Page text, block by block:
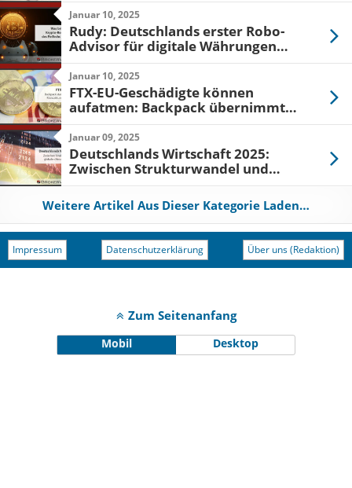
Januar 10, 2025
Rudy: Deutschlands erster Robo-
Advisor für digitale Währungen
startet
Januar 10, 2025
FTX-EU-Geschädigte können
aufatmen: Backpack übernimmt
Rückzahlungen an europäische
Kunden
Januar 09, 2025
Deutschlands Wirtschaft 2025:
Zwischen Strukturwandel und
globalen Herausforderungen
Weitere Artikel Aus Dieser Kategorie Laden…
Impressum Datenschutzerklärung Über uns (Redaktion)
Zum Seitenanfang
Mobil Desktop